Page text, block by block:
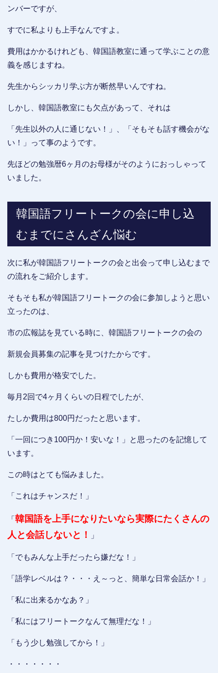
ンバーですが、
すでに私よりも上手なんですよ。
費用はかかるけれども、韓国語教室に通って学ぶことの意
義を感じますね。
先生からシッカリ学ぶ方が断然早いんですね。
しかし、韓国語教室にも欠点があって、それは
「先生以外の人に通じない！」、「そもそも話す機会がな
い！」って事のようです。
先ほどの勉強暦6ヶ月のお母様がそのようにおっしゃって
いました。
韓国語フリートークの会に申し込
むまでにさんざん悩む
次に私が韓国語フリートークの会と出会って申し込むまで
の流れをご紹介します。
そもそも私が韓国語フリートークの会に参加しようと思い
立ったのは、
市の広報誌を見ている時に、韓国語フリートークの会の
新規会員募集の記事を見つけたからです。
しかも費用が格安でした。
毎月2回で4ヶ月くらいの日程でしたが、
たしか費用は800円だったと思います。
「一回につき100円か！安いな！」と思ったのを記憶して
います。
この時はとても悩みました。
「これはチャンスだ！」
「 韓国語を上手になりたいなら実際にたくさんの
人と会話しないと！
」
「でもみんな上手だったら嫌だな！」
「語学レベルは？・・・え～っと、簡単な日常会話か！」
「私に出来るかなあ？」
「私にはフリートークなんて無理だな！」
「もう少し勉強してから！」
・・・・・・・